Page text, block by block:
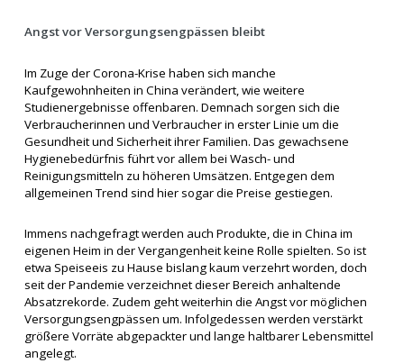
Angst vor Versorgungsengpässen bleibt
Im Zuge der Corona-Krise haben sich manche
Kaufgewohnheiten in China verändert, wie weitere
Studienergebnisse offenbaren. Demnach sorgen sich die
Verbraucherinnen und Verbraucher in erster Linie um die
Gesundheit und Sicherheit ihrer Familien. Das gewachsene
Hygienebedürfnis führt vor allem bei Wasch- und
Reinigungsmitteln zu höheren Umsätzen. Entgegen dem
allgemeinen Trend sind hier sogar die Preise gestiegen.
Immens nachgefragt werden auch Produkte, die in China im
eigenen Heim in der Vergangenheit keine Rolle spielten. So ist
etwa Speiseeis zu Hause bislang kaum verzehrt worden, doch
seit der Pandemie verzeichnet dieser Bereich anhaltende
Absatzrekorde. Zudem geht weiterhin die Angst vor möglichen
Versorgungsengpässen um. Infolgedessen werden verstärkt
größere Vorräte abgepackter und lange haltbarer Lebensmittel
angelegt.